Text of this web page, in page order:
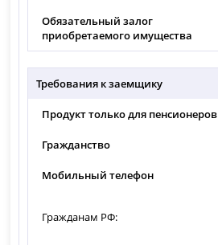
Обязательный залог
приобретаемого имущества
Требования к заемщику
Продукт только для пенсионеров
Гражданство
Мобильный телефон
Гражданам РФ: